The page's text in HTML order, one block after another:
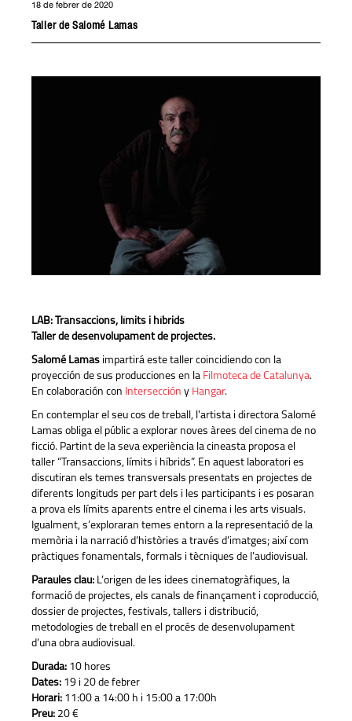
18 de febrer de 2020
Taller de Salomé Lamas
LAB: Transaccions, límits i híbrids
Taller de desenvolupament de projectes.
Salomé Lamas impartirá este taller coincidiendo con la
proyección de sus producciones en la Filmoteca de Catalunya.
En colaboración con Intersección y Hangar.
En contemplar el seu cos de treball, l'artista i directora Salomé
Lamas obliga el públic a explorar noves àrees del cinema de no
ficció. Partint de la seva experiència la cineasta proposa el
taller “Transaccions, límits i híbrids”. En aquest laboratori es
discutiran els temes transversals presentats en projectes de
diferents longituds per part dels i les participants i es posaran
a prova els límits aparents entre el cinema i les arts visuals.
Igualment, s’exploraran temes entorn a la representació de la
memòria i la narració d’històries a través d’imatges; així com
pràctiques fonamentals, formals i tècniques de l’audiovisual.
Paraules clau: L’origen de les idees cinematogràfiques, la
formació de projectes, els canals de finançament i coproducció,
dossier de projectes, festivals, tallers i distribució,
metodologies de treball en el procés de desenvolupament
d’una obra audiovisual.
Durada: 10 hores
Dates: 19 i 20 de febrer
Horari: 11:00 a 14:00 h i 15:00 a 17:00h
Preu: 20 €